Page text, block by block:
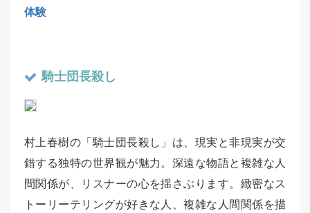
体験
騎士団長殺し
村上春樹の「騎士団長殺し」は、現実と非現実が交
錯する独特の世界観が魅力。深遠な物語と複雑な人
間関係が、リスナーの心を揺さぶります。緻密なス
トーリーテリングが好きな人、複雑な人間関係を描